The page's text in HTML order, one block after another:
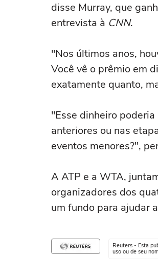
disse Murray, que
entrevista à CNN.
"Nos últimos anos,
Você vê o prêmio em
exatamente quanto,
"Esse dinheiro
anteriores ou nas
eventos menores?",
A ATP e a WTA,
organizadores dos
um fundo para ajudar
Reuters - Esta
uso ou de seu